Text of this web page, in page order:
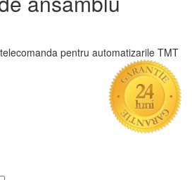
pentru automatizarile TMT